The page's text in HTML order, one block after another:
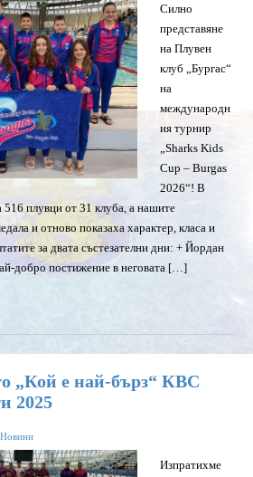
Силно
представяне
на Плувен
клуб „Бургас“
на
международн
ия турнир
„Sharks Kids
Cup – Burgas
2026“! В
516 плувци от 31 клуба, а нашите
и отново показаха характер, класа и
за двата състезателни дни: + Йордан
добро постижение в неговата […]
„Кой е най-бърз“ КВС
2025
Новини
Изпратихме